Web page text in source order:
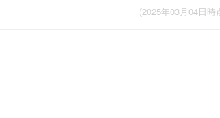
(2025年03月04日時